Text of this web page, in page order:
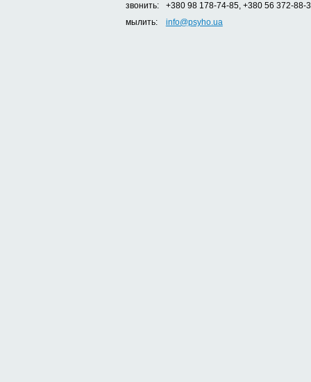
звонить:
+380 98 178-74-85, +380 56 372-88-
мылить:
info@psyho.ua